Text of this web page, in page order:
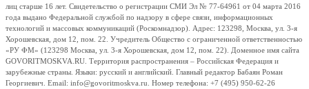
лиц старше 16 лет. Свидетельство о регистрации СМИ Эл № 77-64961 от 04 марта 2016
года выдано Федеральной службой по надзору в сфере связи, информационных
технологий и массовых коммуникаций (Роскомнадзор). Адрес: 123298, Москва, ул. 3-я
Хорошевская, дом 12, пом. 22. Учредитель Общество с ограниченной ответственностью
«РУ ФМ» (123298 Москва, ул. 3-я Хорошевская, дом 12, пом. 22). Доменное имя сайта
GOVORITMOSKVA.RU. Территория распространения – Российская Федерация и
зарубежные страны. Языки: русский и английский. Главный редактор Бабаян Роман
Георгиевич. Email: info@govoritmoskva.ru. Номер телефона: +7 (495) 950-62-26